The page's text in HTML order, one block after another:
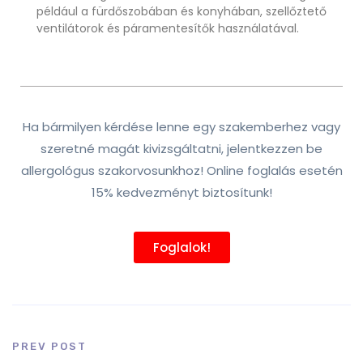
például a fürdőszobában és konyhában, szellőztető
ventilátorok és páramentesítők használatával.
Ha bármilyen kérdése lenne egy szakemberhez vagy
szeretné magát kivizsgáltatni, jelentkezzen be
allergológus szakorvosunkhoz! Online foglalás esetén
15% kedvezményt biztosítunk!
Foglalok!
PREV POST